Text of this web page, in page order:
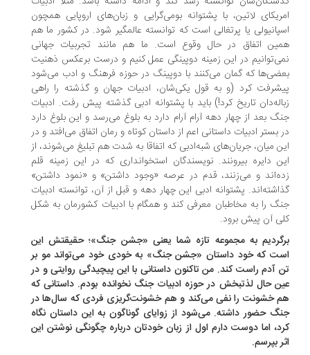
لاتین، با پشتوانه بومی‌گرایی و زبان‌های اروپایی همچون
یا پرتغالی است که توانسته عالمگیر شود. در کشور ما هم
اتفاق در حال وقوع ‌است. ما هم مانند تجربیات جهانی
در این زمینه دوپینگی عمل کنیم و درست برعکس ذهنیت
که گمان می‌کنند با دوپینگ‌ در حوزه فرهنگ و ادب می‌شود
کرد (و به قول یکی‌شان، ادبیات جهان و گذشته را راهی
تاریخ کرد!) باید با پشتوانه ادبی گذشته پیش رفت. ادبیات
بعد از چهار دهه آرام آرام دارد به بلوغ می‌رسد و این بلوغ دارد
بستر ادبیات داستانی اعم از داستان کوتاه و رمان اتفاق می‌افتد و در
میان، جریان‌های شبه‌ادبی که اتفاقا به ‌شدت هم تبلیغ می‌شوند، از
دایره بیرونند. نویسندگان استخوانداری که در این زمینه قلم
و می‌زنند، قدم در عرصه‌ «وجود داشتن» و «نمود داشتن»
پشتوانه ادبی این چهار دهه و قبل از آن، توانسته ادبیات
را به مخاطبان معرفی کند و همگام با ادبیات کشورمان به شکل
آن پیش برود.
به مجموعه تازه شما یعنی «جشن ‌جنگ»؛ حقیقتش این
که خود داستان «جشن جنگ» به خودی خود می‌تواند مو بر
آدم راست کند. من تاکنون داستانی با این پیچیدگی روایتی و در
حال لذتبخش در حوزه ادبیات جنگ نخوانده ‌بودم. داستانی که
خشونت را نفی می‌کند و هم خشونت‌گریزی فردی که سال‌ها در
حضور داشته. می‌شود از زوایای گوناگون به این داستان نگاه
اما دوست دارم اول از زبان خودتان درباره چگونگی نوشتن این
بپرسم.